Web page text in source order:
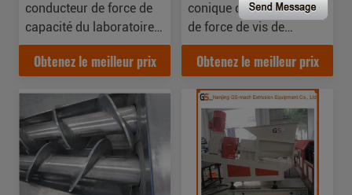
conducteur de force de
capacité du laboratoire
5-10kg/H pour la ligne
en plastique d'extrusion
Obtenez le meilleur prix
conique de conducteur
de force de vis de
malaxeur pour l'usine de
réutilisation de
PE pp
Obtenez le meilleur prix